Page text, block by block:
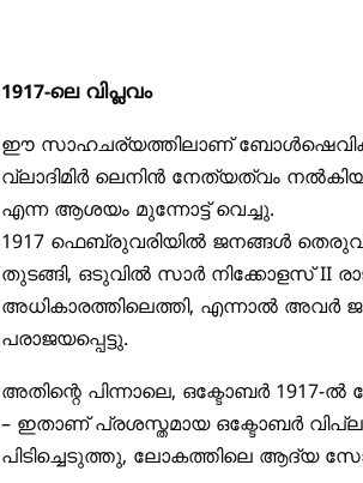
1917-ലെ വിപ്ലവം
ഈ സാഹചര്യത്തിലാണ് ബോൾഷെവിക്
വ്ലാദിമിർ ലെനിൻ നേത്യത്വം
എന്ന ആശയം മുന്നോട്ട് വെച്ചു.
1917 ഫെബ്രുവരിയിൽ ജനങ്ങൾ
തുടങ്ങി, ഒടുവിൽ സാർ നിക്കോളസ്II
അധികാരത്തിലെത്തി, എന്നാൽ അവർ
പരാജയപ്പെട്ടു.
അതിന്റെ പിന്നാലെ, ഒക്ടോബർ 1917-
– ഇതാണ് പ്രശസ്തമായ ഒക്ടോബർ
പിടിച്ചെടുത്തു, ലോകത്തിലെ ആദ്യ